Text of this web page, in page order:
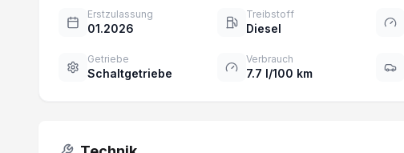
Erstzulassung
01.2026
Treibstoff
Diesel
Getriebe
Schaltgetriebe
Verbrauch
7.7 l/100 km